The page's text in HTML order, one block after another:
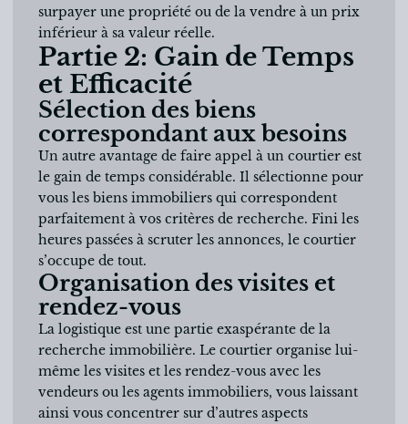
surpayer une propriété ou de la vendre à un prix
inférieur à sa valeur réelle.
Partie 2: Gain de Temps
et Efficacité
Sélection des biens
correspondant aux besoins
Un autre avantage de faire appel à un courtier est
le gain de temps considérable. Il sélectionne pour
vous les biens immobiliers qui correspondent
parfaitement à vos critères de recherche. Fini les
heures passées à scruter les annonces, le courtier
s’occupe de tout.
Organisation des visites et
rendez-vous
La logistique est une partie exaspérante de la
recherche immobilière. Le courtier organise lui-
même les visites et les rendez-vous avec les
vendeurs ou les agents immobiliers, vous laissant
ainsi vous concentrer sur d’autres aspects